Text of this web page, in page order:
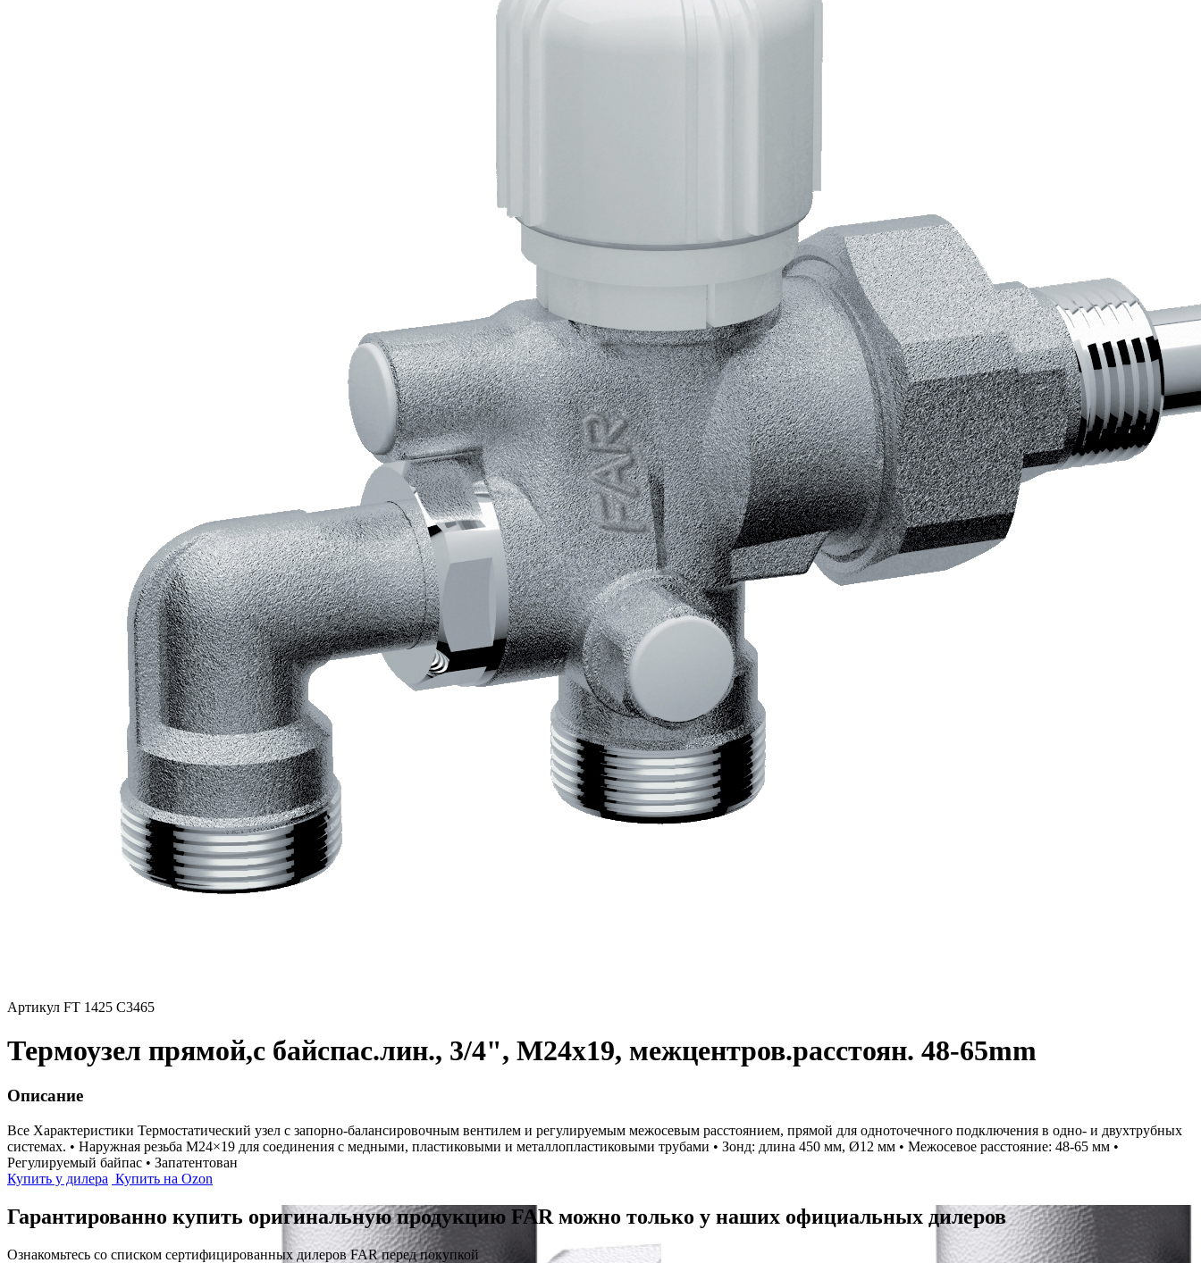
Артикул FT 1425 C3465
Термоузел прямой,с байспас.лин., 3/4", М24х19, межцентров.расстоян. 48-65mm
Описание
Все Характеристики Термостатический узел с запорно-балансировочным вентилем и регулируемым межосевым расстоянием, прямой для одноточечного подключения в одно- и двухтрубных
системах. • Наружная резьба M24×19 для соединения с медными, пластиковыми и металлопластиковыми трубами • Зонд: длина 450 мм, Ø12 мм • Межосевое расстояние: 48-65 мм •
Регулируемый байпас • Запатентован
Купить у дилера Купить на Ozon
Гарантированно купить оригинальную продукцию FAR можно только у наших официальных дилеров
Ознакомьтесь со списком сертифицированных дилеров FAR перед покупкой